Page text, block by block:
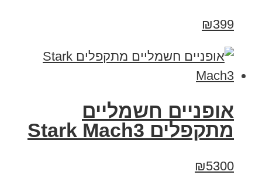
₪399
‏אופניים חשמליים
‏מתקפלים Stark Mach3
₪5300